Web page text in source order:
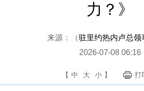
力？》
来源：（驻里约热内卢总领
2026-07-08 06:16
【 中 大 小 】 打